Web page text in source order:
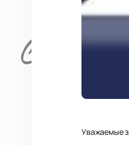
Уважаемые